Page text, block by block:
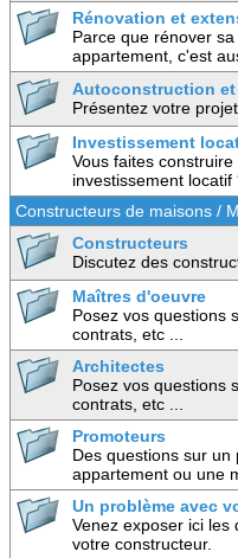
Rénovation et
Parce que rénover
appartement, c'est
Autoconstruction et
Présentez votre
Investissement
Vous faites
investissement
Constructeurs de maisons /
Constructeurs
Discutez des
Maîtres d'oeuvre
Posez vos questions
contrats, etc ...
Architectes
Posez vos questions
contrats, etc ...
Promoteurs
Des questions sur un
appartement ou une
Un problème avec
Venez exposer ici
votre constructeur.